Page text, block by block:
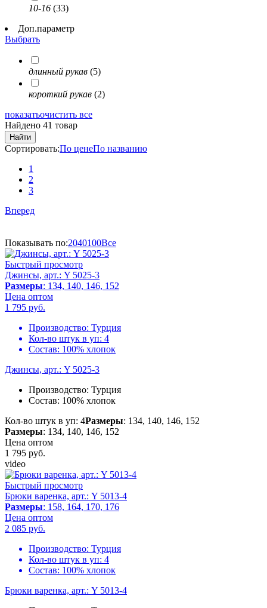
10-16 (33)
Доп.параметр
Выбрать
длинный рукав (5)
короткий рукав (2)
показатьочистить все
Найдено 41 товар
Найти
Сортировать:По ценеПо названию
1
2
3
Вперед
Показывать по:2040100Все
Быстрый просмотр
Джинсы, арт.: Y 5025-3
Размеры: 134, 140, 146, 152
Цена оптом
1 795 руб.
Производство: Турция
Кол-во штук в уп: 4
Состав: 100% хлопок
Джинсы, арт.: Y 5025-3
Производство: Турция
Состав: 100% хлопок
Кол-во штук в уп: 4Размеры: 134, 140, 146, 152
Размеры: 134, 140, 146, 152
Цена оптом
1 795 руб.
video
Быстрый просмотр
Брюки варенка, арт.: Y 5013-4
Размеры: 158, 164, 170, 176
Цена оптом
2 085 руб.
Производство: Турция
Кол-во штук в уп: 4
Состав: 100% хлопок
Брюки варенка, арт.: Y 5013-4